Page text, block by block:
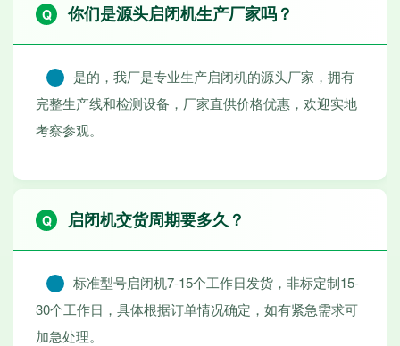
你们是源头启闭机生产厂家吗？
是的，我厂是专业生产启闭机的源头厂家，拥有
完整生产线和检测设备，厂家直供价格优惠，欢迎实地
考察参观。
启闭机交货周期要多久？
标准型号启闭机7-15个工作日发货，非标定制15-
30个工作日，具体根据订单情况确定，如有紧急需求可
加急处理。